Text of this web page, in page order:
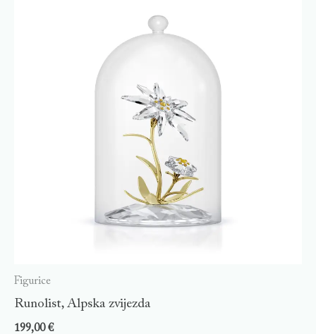
Figurice
Runolist, Alpska zvijezda
199,00€